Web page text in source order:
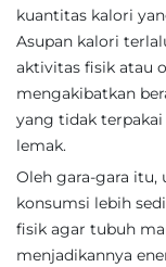
kuantitas kalori
Asupan kalori
aktivitas fisik atau
mengakibatkan
yang tidak
lemak.
Oleh gara-gara itu,
konsumsi lebih
fisik agar tubuh
menjadikannya